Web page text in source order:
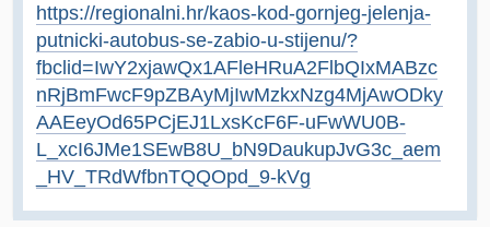
https://regionalni.hr/kaos-kod-gornjeg-jelenja-
putnicki-autobus-se-zabio-u-stijenu/?
fbclid=IwY2xjawQx1AFleHRuA2FlbQIxMABzc
nRjBmFwcF9pZBAyMjIwMzkxNzg4MjAwODky
AAEeyOd65PCjEJ1LxsKcF6F-uFwWU0B-
L_xcI6JMe1SEwB8U_bN9DaukupJvG3c_aem
_HV_TRdWfbnTQQOpd_9-kVg